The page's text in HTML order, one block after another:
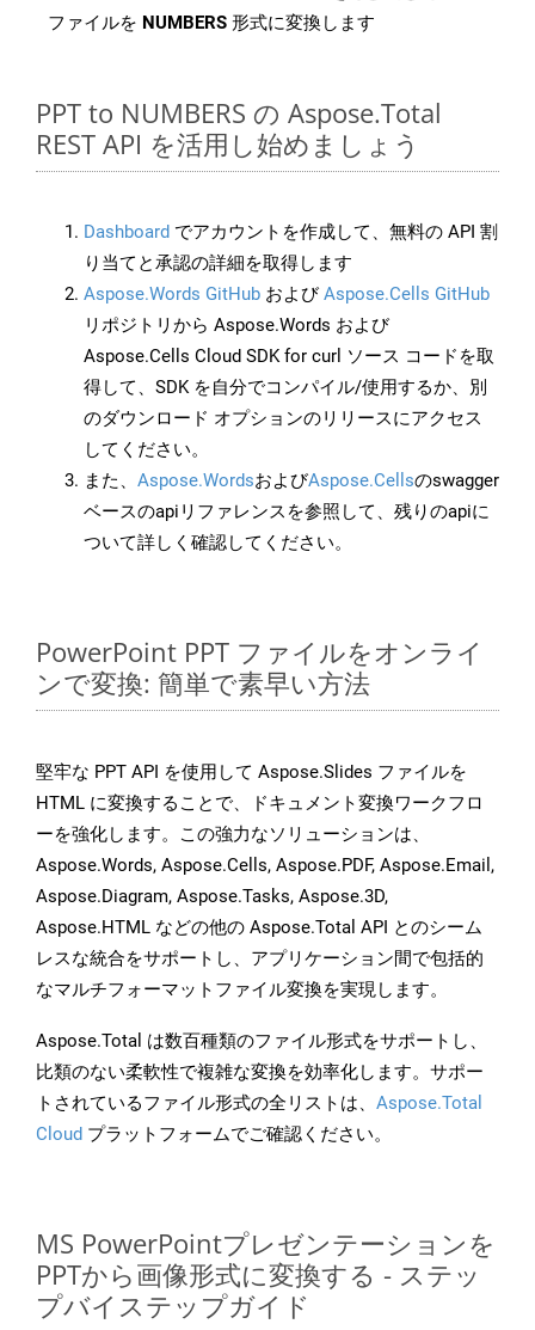
ファイルを NUMBERS 形式に変換します
PPT to NUMBERS の Aspose.Total
REST API を活用し始めましょう
Dashboard でアカウントを作成して、無料の API 割
り当てと承認の詳細を取得します
Aspose.Words GitHub およびAspose.Cells GitHub
リポジトリから Aspose.Words および
Aspose.Cells Cloud SDK for curl ソース コードを取
得して、SDK を自分でコンパイル/使用するか、別
のダウンロード オプションのリリースにアクセス
してください。
また、 Aspose.WordsおよびAspose.Cellsのswagger
ベースのapiリファレンスを参照して、残りのapiに
ついて詳しく確認してください。
PowerPoint PPT ファイルをオンライ
ンで変換: 簡単で素早い方法
堅牢な PPT API を使用して Aspose.Slides ファイルを
HTML に変換することで、ドキュメント変換ワークフロ
ーを強化します。この強力なソリューションは、
Aspose.Words, Aspose.Cells, Aspose.PDF, Aspose.Email,
Aspose.Diagram, Aspose.Tasks, Aspose.3D,
Aspose.HTML などの他の Aspose.Total API とのシーム
レスな統合をサポートし、アプリケーション間で包括的
なマルチフォーマットファイル変換を実現します。
Aspose.Total は数百種類のファイル形式をサポートし、
比類のない柔軟性で複雑な変換を効率化します。サポー
トされているファイル形式の全リストは、 Aspose.Total
Cloud プラットフォームでご確認ください。
MS PowerPointプレゼンテーションを
PPTから画像形式に変換する - ステッ
プバイステップガイド